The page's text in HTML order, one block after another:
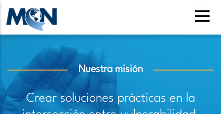
Pasar
contenido
Nuestra misión
Crear soluciones prácticas en la